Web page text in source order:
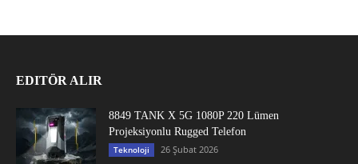
EDITÖR ALIR
8849 TANK X 5G 1080P 220 Lümen
Projeksiyonlu Rugged Telefon
Teknoloji 26 Şubat 2026